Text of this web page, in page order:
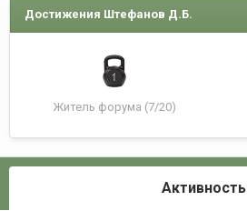
Достижения Штефанов Д.Б.
Житель форума (7/20)
Активность